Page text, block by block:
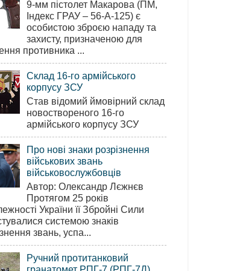
9-мм пістолет Макарова (ПМ,
Індекс ГРАУ – 56-А-125) є
особистою зброєю нападу та
захисту, призначеною для
противника ...
Склад 16-го армійського
корпусу ЗСУ
Став відомий ймовірний склад
новоствореного 16-го
армійського корпусу ЗСУ
Про нові знаки розрізнення
військових звань
військовослужбовців
Автор: Олександр Лєжнєв
Протягом 25 років
України її Збройні Сили
системою знаків
звань, успа...
Ручний протитанковий